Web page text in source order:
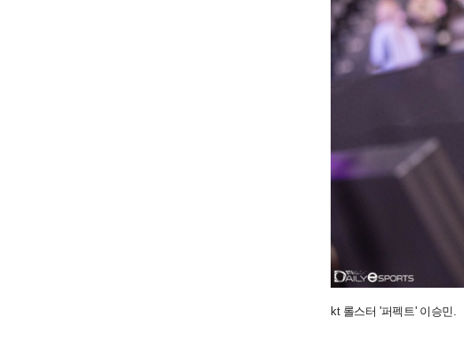
kt 롤스터 '퍼펙트' 이승민.